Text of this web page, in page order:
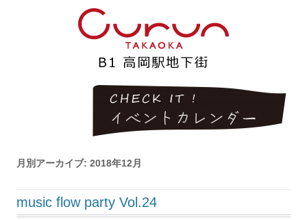
月別アーカイブ: 2018年12月
music flow party Vol.24